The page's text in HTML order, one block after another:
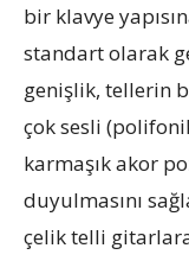
bir klavye
standart olarak
genişlik, tellerin
çok sesli
karmaşık akor
duyulmasını
çelik telli